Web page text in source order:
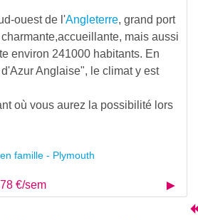
ouest de l'Angleterre, grand port
mais aussi
environ 241000 habitants. En
Anglaise", le climat y est
où vous aurez la possibilité lors
famille - Plymouth
€/sem